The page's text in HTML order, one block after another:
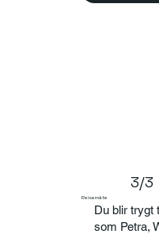
3/3
Du blir trygt
som Petra,
Reisemåte